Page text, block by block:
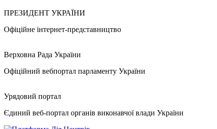
ПРЕЗИДЕНТ УКРАЇНИ
Офіційне інтернет-представництво
Верховна Рада України
Офіційний вебпортал парламенту України
Урядовий портал
Єдиний веб-портал органів виконавчої влади України